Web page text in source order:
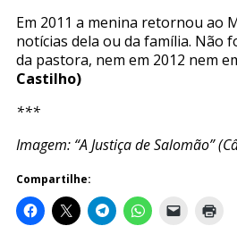
Em 2011 a menina retornou ao
notícias dela ou da família. Não
da pastora, nem em 2012 nem
Castilho)
***
Imagem: “A Justiça de Salomão”
Compartilhe: